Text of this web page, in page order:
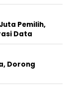
Pemilih,
Data
Dorong